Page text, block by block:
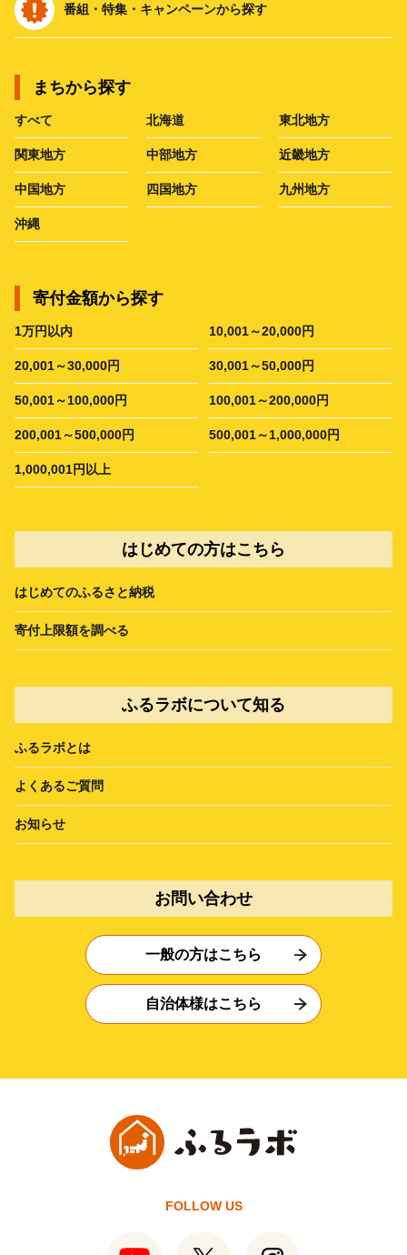
番組・特集・キャンペーンから探す
まちから探す
すべて 北海道 東北地方
関東地方 中部地方 近畿地方
中国地方 四国地方 九州地方
沖縄
寄付金額から探す
1万円以内 10,001～20,000円
20,001～30,000円 30,001～50,000円
50,001～100,000円 100,001～200,000円
200,001～500,000円 500,001～1,000,000円
1,000,001円以上
はじめての方はこちら
はじめてのふるさと納税
寄付上限額を調べる
ふるラボについて知る
ふるラボとは
よくあるご質問
お知らせ
お問い合わせ
一般の方はこちら
自治体様はこちら
FOLLOW US